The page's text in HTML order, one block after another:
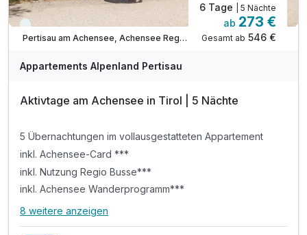
Viele Termine frei
Pertisau am Achensee, Achensee Region
6 Tage | 5 Nächte
ab 273 €
Gesamt ab 546 €
Appartements Alpenland Pertisau
Aktivtage am Achensee in Tirol | 5 Nächte
5 Übernachtungen im vollausgestatteten Appartement
inkl. Achensee-Card ***
inkl. Nutzung Regio Busse***
inkl. Achensee Wanderprogramm***
Alle Inklusivleistungen
8 weitere anzeigen